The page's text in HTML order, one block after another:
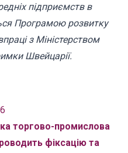
підприємств в
Програмою розвитку
з Міністерством
Швейцарії.
торгово-промислова
фіксацію та